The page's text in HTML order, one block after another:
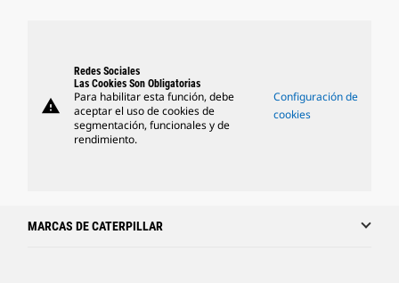
warning
Redes Sociales
Las Cookies Son Obligatorias
Para habilitar esta función, debe
aceptar el uso de cookies de
segmentación, funcionales y de
rendimiento.
Configuración de
cookies
MARCAS DE CATERPILLAR